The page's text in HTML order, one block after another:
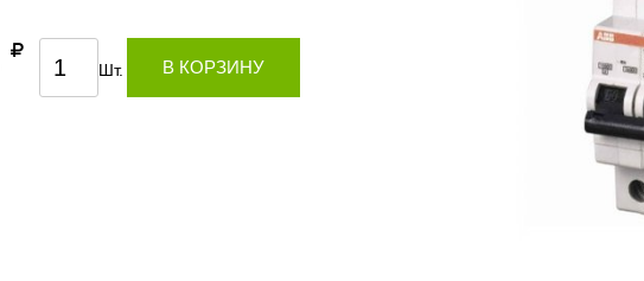
Шт. В КОРЗИНУ